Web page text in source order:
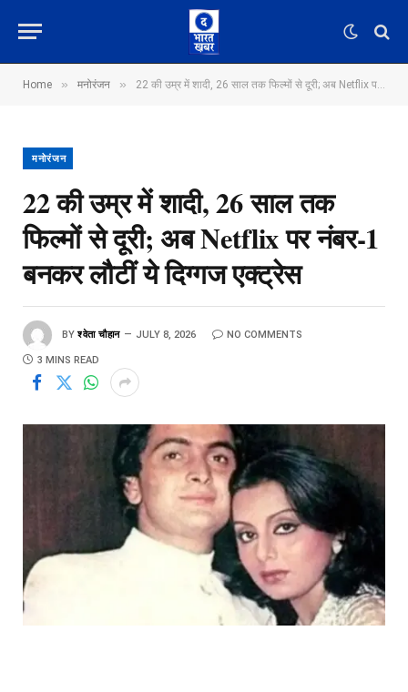
Home » मनोरंजन » 22 की उम्र में शादी, 26 साल तक फिल्मों से दूरी; अब Netflix पर नंबर-1 बनकर लौटीं ये दिग्गज एक्ट्रेस
मनोरंजन
22 की उम्र में शादी, 26 साल तक
फिल्मों से दूरी; अब Netflix पर नंबर-1
बनकर लौटीं ये दिग्गज एक्ट्रेस
BY श्वेता चौहान JULY 8, 2026 NO COMMENTS
3 MINS READ